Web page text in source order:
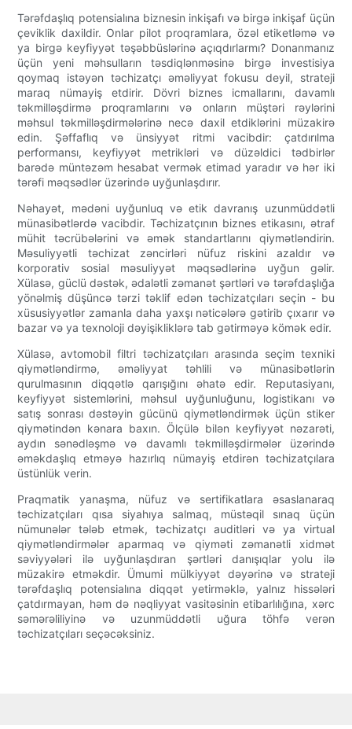
Tərəfdaşlıq potensialına biznesin inkişafı və birgə inkişaf üçün
çeviklik daxildir. Onlar pilot proqramlara, özəl etiketləmə və
ya birgə keyfiyyət təşəbbüslərinə açıqdırlarmı? Donanmanız
üçün yeni məhsulların təsdiqlənməsinə birgə investisiya
qoymaq istəyən təchizatçı əməliyyat fokusu deyil, strateji
maraq nümayiş etdirir. Dövri biznes icmallarını, davamlı
təkmilləşdirmə proqramlarını və onların müştəri rəylərini
məhsul təkmilləşdirmələrinə necə daxil etdiklərini müzakirə
edin. Şəffaflıq və ünsiyyət ritmi vacibdir: çatdırılma
performansı, keyfiyyət metrikləri və düzəldici tədbirlər
barədə müntəzəm hesabat vermək etimad yaradır və hər iki
tərəfi məqsədlər üzərində uyğunlaşdırır.
Nəhayət, mədəni uyğunluq və etik davranış uzunmüddətli
münasibətlərdə vacibdir. Təchizatçının biznes etikasını, ətraf
mühit təcrübələrini və əmək standartlarını qiymətləndirin.
Məsuliyyətli təchizat zəncirləri nüfuz riskini azaldır və
korporativ sosial məsuliyyət məqsədlərinə uyğun gəlir.
Xülasə, güclü dəstək, ədalətli zəmanət şərtləri və tərəfdaşlığa
yönəlmiş düşüncə tərzi təklif edən təchizatçıları seçin - bu
xüsusiyyətlər zamanla daha yaxşı nəticələrə gətirib çıxarır və
bazar və ya texnoloji dəyişikliklərə tab gətirməyə kömək edir.
Xülasə, avtomobil filtri təchizatçıları arasında seçim texniki
qiymətləndirmə, əməliyyat təhlili və münasibətlərin
qurulmasının diqqətlə qarışığını əhatə edir. Reputasiyanı,
keyfiyyət sistemlərini, məhsul uyğunluğunu, logistikanı və
satış sonrası dəstəyin gücünü qiymətləndirmək üçün stiker
qiymətindən kənara baxın. Ölçülə bilən keyfiyyət nəzarəti,
aydın sənədləşmə və davamlı təkmilləşdirmələr üzərində
əməkdaşlıq etməyə hazırlıq nümayiş etdirən təchizatçılara
üstünlük verin.
Praqmatik yanaşma, nüfuz və sertifikatlara əsaslanaraq
təchizatçıları qısa siyahıya salmaq, müstəqil sınaq üçün
nümunələr tələb etmək, təchizatçı auditləri və ya virtual
qiymətləndirmələr aparmaq və qiyməti zəmanətli xidmət
səviyyələri ilə uyğunlaşdıran şərtləri danışıqlar yolu ilə
müzakirə etməkdir. Ümumi mülkiyyət dəyərinə və strateji
tərəfdaşlıq potensialına diqqət yetirməklə, yalnız hissələri
çatdırmayan, həm də nəqliyyat vasitəsinin etibarlılığına, xərc
səmərəliliyinə və uzunmüddətli uğura töhfə verən
təchizatçıları seçəcəksiniz.